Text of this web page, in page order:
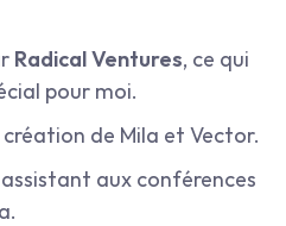
Radical Ventures, ce qui
pour moi.
de Mila et Vector.
assistant aux conférences